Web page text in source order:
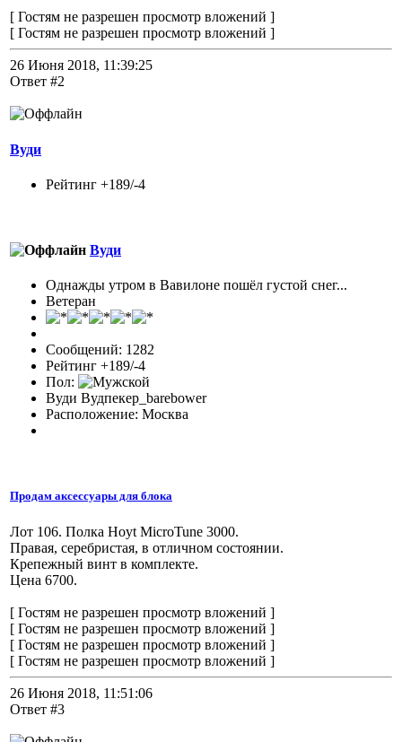
[ Гостям не разрешен просмотр вложений ]
[ Гостям не разрешен просмотр вложений ]
26 Июня 2018, 11:39:25
Ответ #2
Вуди
Рейтинг +189/-4
Вуди
Однажды утром в Вавилоне пошёл густой снег...
Ветеран
Сообщений: 1282
Рейтинг +189/-4
Пол:
Вуди Вудпекер_barebower
Расположение: Москва
Продам аксессуары для блока
Лот 106. Полка Hoyt MicroTune 3000.
Правая, серебристая, в отличном состоянии.
Крепежный винт в комплекте.
Цена 6700.
[ Гостям не разрешен просмотр вложений ]
[ Гостям не разрешен просмотр вложений ]
[ Гостям не разрешен просмотр вложений ]
[ Гостям не разрешен просмотр вложений ]
26 Июня 2018, 11:51:06
Ответ #3